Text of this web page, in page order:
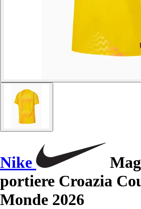
Nike
portiere Croazia
Monde 2026